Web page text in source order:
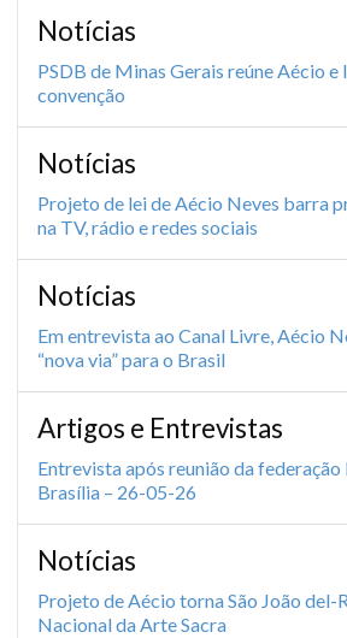
Notícias
PSDB de Minas Gerais reúne Aécio e
convenção
Notícias
Projeto de lei de Aécio Neves barra
na TV, rádio e redes sociais
Notícias
Em entrevista ao Canal Livre, Aécio
“nova via” para o Brasil
Artigos e Entrevistas
Entrevista após reunião da federação
Brasília – 26-05-26
Notícias
Projeto de Aécio torna São João del-
Nacional da Arte Sacra